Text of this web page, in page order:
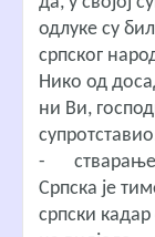
одлуке су
српског
Нико од
ни Ви,
-
Српска је
српски